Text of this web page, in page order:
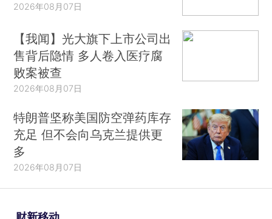
2026年08月07日
【我闻】光大旗下上市公司出
售背后隐情 多人卷入医疗腐
败案被查
2026年08月07日
特朗普坚称美国防空弹药库存
充足 但不会向乌克兰提供更
多
2026年08月07日